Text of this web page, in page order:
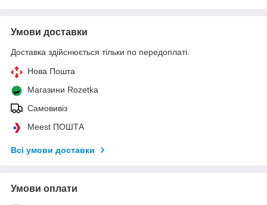
Умови доставки
Доставка здійснюється тільки по передоплаті.
Нова Пошта
Магазини Rozetka
Самовивіз
Meest ПОШТА
Всі умови доставки
Умови оплати